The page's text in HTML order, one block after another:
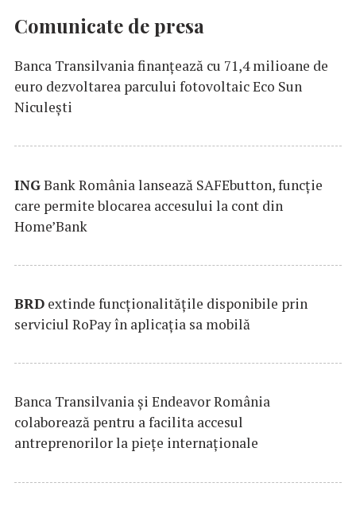
Comunicate de presa
Banca Transilvania finanțează cu 71,4 milioane de
euro dezvoltarea parcului fotovoltaic Eco Sun
Niculești
INGBank România lansează SAFEbutton, funcţie
care permite blocarea accesului la cont din
Home’Bank
BRD extinde funcţionalităţile disponibile prin
serviciul RoPay în aplicaţia sa mobilă
Banca Transilvania şi Endeavor România
colaborează pentru a facilita accesul
antreprenorilor la pieţe internaţionale